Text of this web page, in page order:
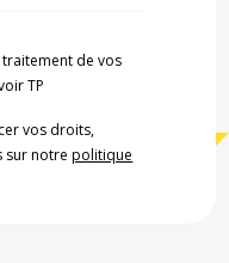
de vos
TP
vos droits,
sur notrepolitique